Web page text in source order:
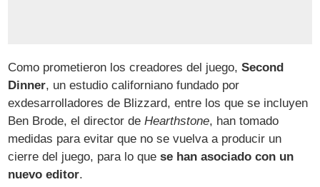
Como prometieron los creadores del juego,Second
Dinner, un estudio californiano fundado por
exdesarrolladores de Blizzard, entre los que se incluyen
Ben Brode, el director deHearthstone, han tomado
medidas para evitar que no se vuelva a producir un
cierre del juego, para lo quese han asociado con un
nuevo editor.